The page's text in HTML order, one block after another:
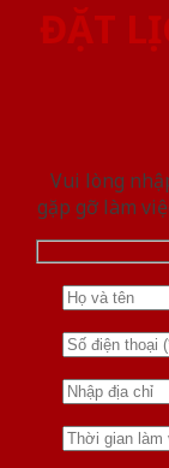
ĐẶT
Vui lòng
gặp gỡ làm